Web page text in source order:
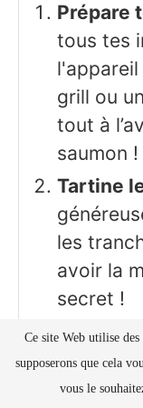
Prépare
tous tes
grill ou
tout à
saumon !
Tartine
les
avoir la
secret !
Ajoute
tranches
des
Ce site Web utilise
supposerons que cela
vous le